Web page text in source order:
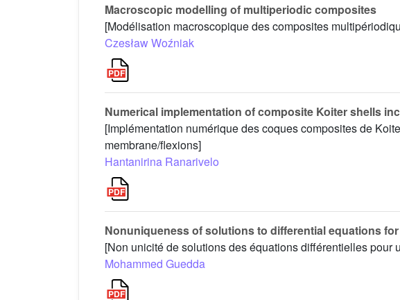
Macroscopic modelling of multiperiodic composites
[Modélisation macroscopique des composites
Czesław Woźniak
Numerical implementation of composite Koiter shells
[Implémentation numérique des coques composites de
membrane/flexions]
Hantanirina Ranarivelo
Nonuniqueness of solutions to differential equations
[Non unicité de solutions des équations différentielles
Mohammed Guedda